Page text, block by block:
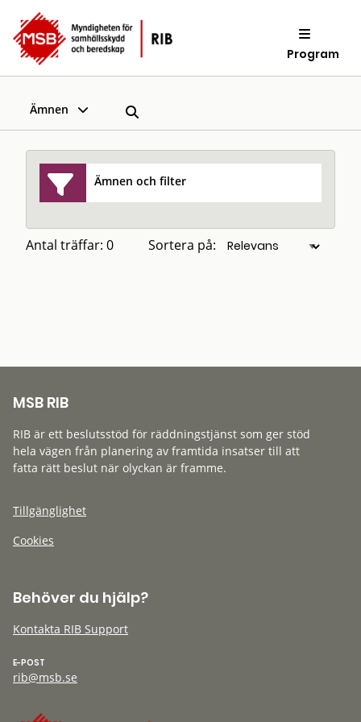
Program
Ämnen
Ämnen och filter
Antal träffar: 0 Sortera på:
MSB RIB
RIB är ett beslutsstöd för räddningstjänst som ger stöd
hela vägen från planering av framtida insatser till att
fatta rätt beslut när olyckan är framme.
Tillgänglighet
Cookies
Behöver du hjälp?
Kontakta RIB Support
E-POST
rib@msb.se